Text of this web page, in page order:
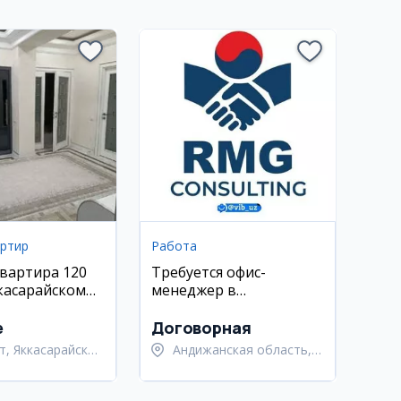
120
4/9
Яккасарайский
Работа
Требуется офис-
менеджер в
компанию
Договорная
Андижанская область,